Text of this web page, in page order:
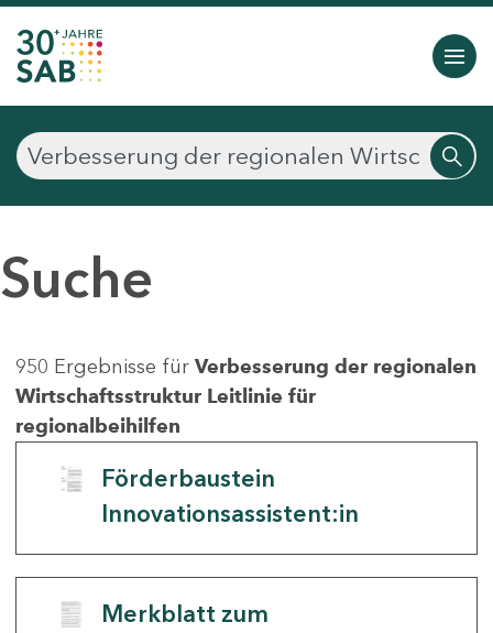
Suche
950 Ergebnisse für Verbesserung der regionalen
Wirtschaftsstruktur Leitlinie für
regionalbeihilfen
Förderbaustein
Innovationsassistent:in
Merkblatt zum